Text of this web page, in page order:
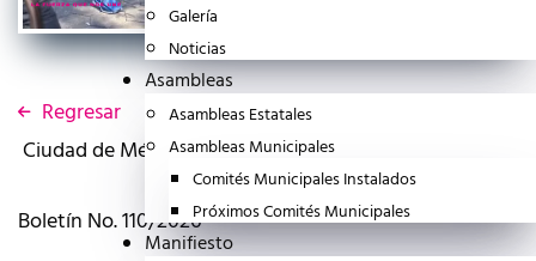
Galería
Noticias
Asambleas
Asambleas Estatales
Asambleas Municipales
Comités Municipales Instalados
Próximos Comités Municipales
Manifiesto
Regresar
Ciudad de México a 25 de enero del 2026
Boletín No. 110/2026